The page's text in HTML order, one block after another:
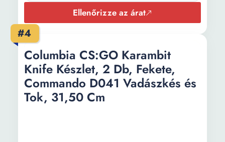
Ellenőrizze az árat
#4
Columbia CS:GO Karambit
Knife Készlet, 2 Db, Fekete,
Commando D041 Vadászkés és
Tok, 31,50 Cm